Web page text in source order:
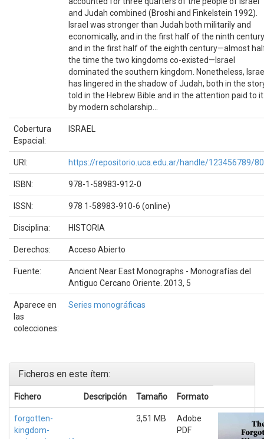
and Judah combined (Broshi and Finkelstein 1992).
Israel was stronger than Judah both militarily and
economically, and in the first half of the ninth century
and in the first half of the eighth century—almost
the time the two kingdoms co-existed—Israel
dominated the southern kingdom. Nonetheless,
has lingered in the shadow of Judah, both in the
told in the Hebrew Bible and in the attention paid to it
by modern scholarship...
Cobertura
Espacial:
ISRAEL
URI: https://repositorio.uca.edu.ar/handle/123456789/
ISBN: 978-1-58983-912-0
ISSN: 978 1-58983-910-6 (online)
Disciplina: HISTORIA
Derechos: Acceso Abierto
Fuente:
Ancient Near East Monographs - Monografías del
Antiguo Cercano Oriente. 2013, 5
Aparece en
las
colecciones:
Series monográficas
Ficheros en este ítem:
Fichero Descripción Tamaño Formato
forgotten-
kingdom-
3,51 MB
Adobe
PDF